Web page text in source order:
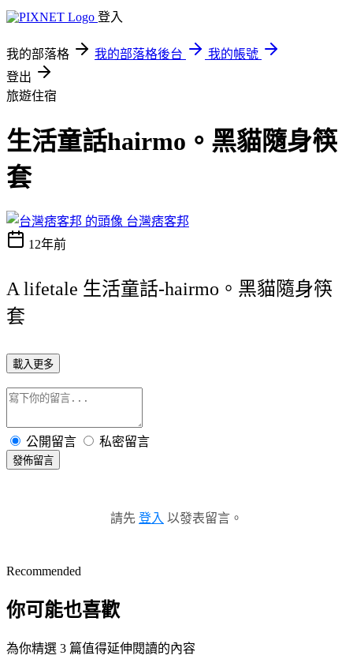
登入
我的部落格 我的部落格後台
我的帳號
登出
旅遊住宿
生活童話hairmo。黑貓隨身筷
套
台灣痞客邦
12年前
A lifetale 生活童話-hairmo。黑貓隨身筷
套
載入更多
公開留言 私密留言
發佈留言
請先 登入 以發表留言。
Recommended
你可能也喜歡
為你精選 3 篇值得延伸閱讀的內容